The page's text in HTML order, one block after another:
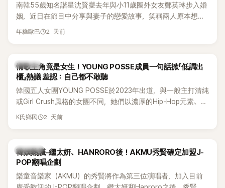
南韓55歲知名諧星沈賢燮去年與小11歲圈外女友鄭英琳步入婚
姻，近日在節目中分享與妻子的戀愛故事，笑稱兩人原本想享
受兩人世界，沒想到站在飯店門口時竟被路人認出，還一路替
年糕歐巴 2 天前
K-POP
情歌主角竟是女生！YOUNG POSSE成員一句話掀「低調出
櫃」熱議 羞認：自己都不敢聽
韓國五人女團YOUNG POSSE於2023年出道，與一般主打清純
或Girl Crush風格的女團不同，她們以濃厚的Hip-Hop元素、自
創Rap及成員親自參與創作為特色，MV也融入美式街頭、塗
為第五代女團中極具辨識度的新生代代表之一。
K氏鄉民 2 天前
熱議討論
韓娛熱議-繼太妍、HANRORO後！AKMU秀賢確定加盟J-
POP翻唱企劃
樂童音樂家（AKMU）的秀賢將作為第三位演唱者，加入目前